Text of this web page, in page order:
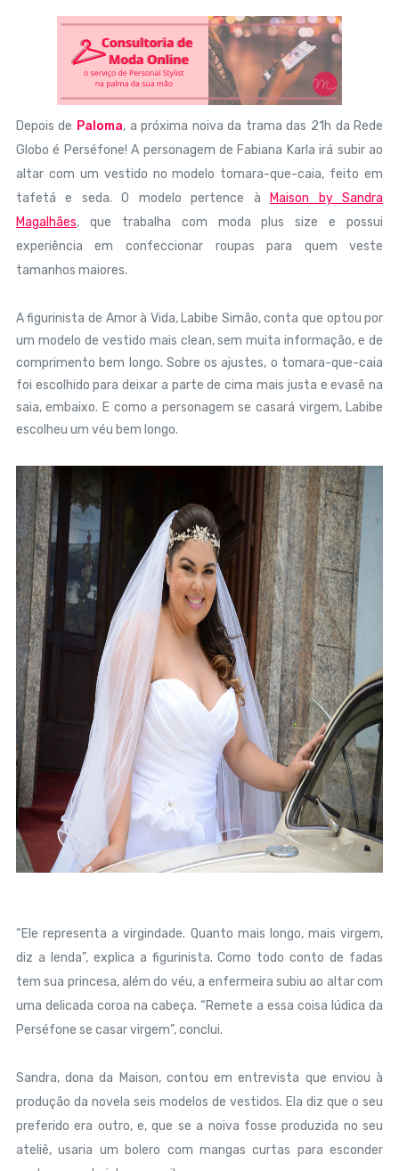
Depois de Paloma, a próxima noiva da trama das 21h da Rede
Globo é Perséfone! A personagem de Fabiana Karla irá subir ao
altar com um vestido no modelo tomara-que-caia, feito em
tafetá e seda. O modelo pertence à
Maison by Sandra
Magalhães, que trabalha com moda plus size e possui
experiência em confeccionar roupas para quem veste
tamanhos maiores.
A figurinista de Amor à Vida, Labibe Simão, conta que optou por
um modelo de vestido mais clean, sem muita informação, e de
comprimento bem longo. Sobre os ajustes, o tomara-que-caia
foi escolhido para deixar a parte de cima mais justa e evasê na
saia, embaixo. E como a personagem se casará virgem, Labibe
escolheu um véu bem longo.
“Ele representa a virgindade. Quanto mais longo, mais virgem,
diz a lenda”, explica a figurinista. Como todo conto de fadas
tem sua princesa, além do véu, a enfermeira subiu ao altar com
uma delicada coroa na cabeça. “Remete a essa coisa lúdica da
Perséfone se casar virgem”, conclui.
Sandra, dona da Maison, contou em entrevista que enviou à
produção da novela seis modelos de vestidos. Ela diz que o seu
preferido era outro, e, que se a noiva fosse produzida no seu
ateliê, usaria um bolero com mangas curtas para esconder